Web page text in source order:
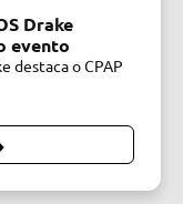
Drake
evento
destaca o CPAP